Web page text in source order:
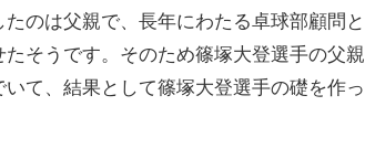
のは父親で、長年にわたる卓球部顧問
そうです。そのため篠塚大登選手の父
て、結果として篠塚大登選手の礎を作